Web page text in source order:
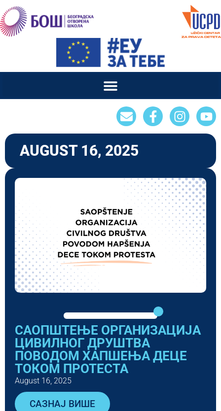
AUGUST 16, 2025
САОПШТЕЊЕ ОРГАНИЗАЦИЈА
ЦИВИЛНОГ ДРУШТВА
ПОВОДОМ ХАПШЕЊА ДЕЦЕ
ТОКОМ ПРОТЕСТА
August 16, 2025
САЗНАЈ ВИШЕ